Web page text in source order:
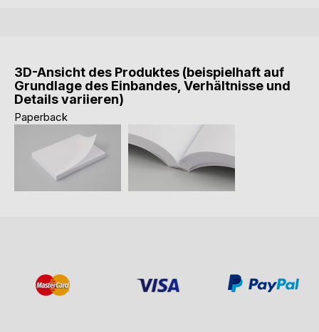
3D-Ansicht des Produktes (beispielhaft auf
Grundlage des Einbandes, Verhältnisse und
Details variieren)
Paperback